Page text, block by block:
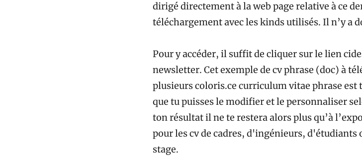
dirigé directement à la web page relative à ce
téléchargement avec les kinds utilisés. Il n’y a
Pour y accéder, il suffit de cliquer sur le lien
newsletter. Cet exemple de cv phrase (doc) à
plusieurs coloris.ce curriculum vitae phrase
que tu puisses le modifier et le personnaliser
ton résultat il ne te restera alors plus qu’à
pour les cv de cadres, d'ingénieurs, d'étudiants
stage.